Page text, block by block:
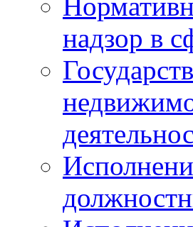
надзор в